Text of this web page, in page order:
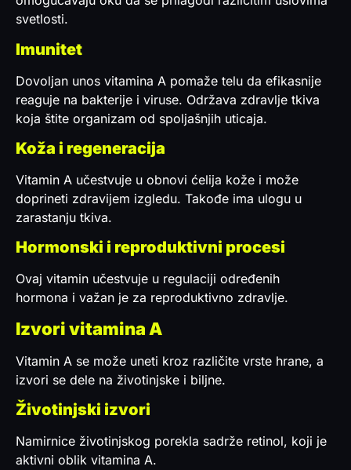
svetlosti.
Imunitet
Dovoljan unos vitamina A pomaže telu da efikasnije
reaguje na bakterije i viruse. Održava zdravlje tkiva
koja štite organizam od spoljašnjih uticaja.
Koža i regeneracija
Vitamin A učestvuje u obnovi ćelija kože i može
doprineti zdravijem izgledu. Takođe ima ulogu u
zarastanju tkiva.
Hormonski i reproduktivni procesi
Ovaj vitamin učestvuje u regulaciji određenih
hormona i važan je za reproduktivno zdravlje.
Izvori vitamina A
Vitamin A se može uneti kroz različite vrste hrane, a
izvori se dele na životinjske i biljne.
Životinjski izvori
Namirnice životinjskog porekla sadrže retinol, koji je
aktivni oblik vitamina A.